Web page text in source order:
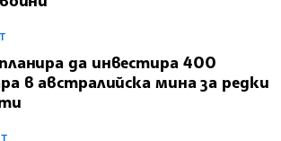
да инвестира 400
в австралийска мина за редки